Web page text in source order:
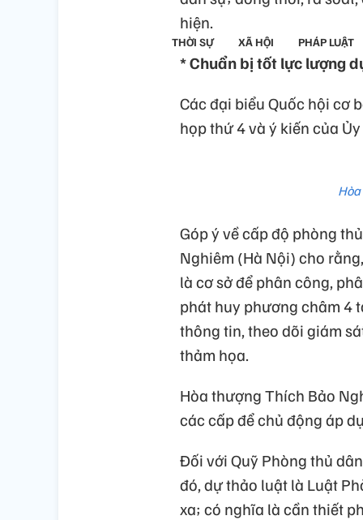
THỜI SỰ XÃ HỘI PHÁP LUẬT
hiện.
* Chuẩn bị tốt lực lượng
Các đại biểu Quốc hội cơ
họp thứ 4 và ý kiến của
Góp ý về cấp độ phòng
Nghiêm (Hà Nội) cho
là cơ sở để phân công,
phát huy phương châm 4
thông tin, theo dõi giám
thảm họa.
Hòa thượng Thích Bảo
các cấp để chủ động áp
Đối với Quỹ Phòng thủ
đó, dự thảo luật là Luật
xa; có nghĩa là cần thiết